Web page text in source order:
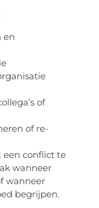
en
of
of re-
een conflict te
wanneer
wanneer
begrijpen.